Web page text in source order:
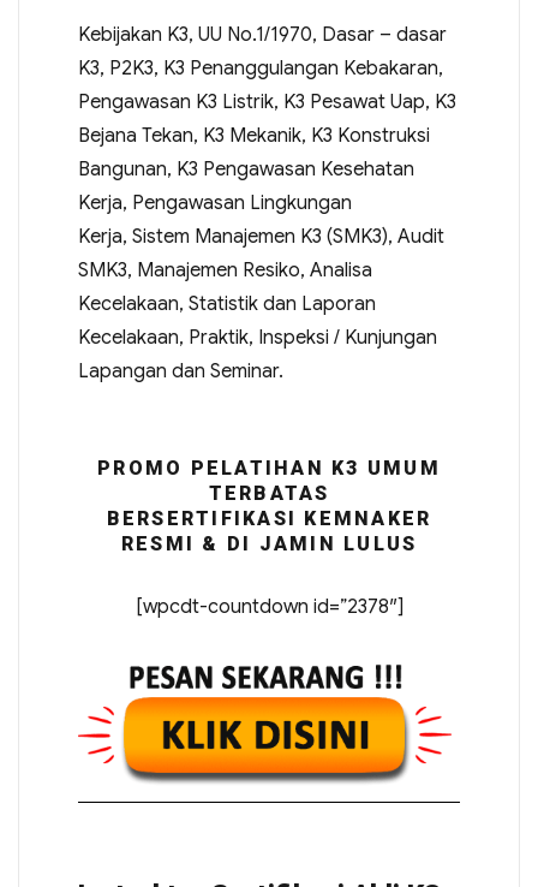
Kebijakan K3, UU No.1/1970, Dasar – dasar
K3, P2K3, K3 Penanggulangan Kebakaran,
Pengawasan K3 Listrik, K3 Pesawat Uap, K3
Bejana Tekan, K3 Mekanik, K3 Konstruksi
Bangunan, K3 Pengawasan Kesehatan
Kerja, Pengawasan Lingkungan
Kerja, Sistem Manajemen K3 (SMK3), Audit
SMK3, Manajemen Resiko, Analisa
Kecelakaan, Statistik dan Laporan
Kecelakaan, Praktik, Inspeksi / Kunjungan
Lapangan dan Seminar.
PROMO PELATIHAN K3 UMUM
TERBATAS
BERSERTIFIKASI KEMNAKER
RESMI & DI JAMIN LULUS
[wpcdt-countdown id=”2378″]